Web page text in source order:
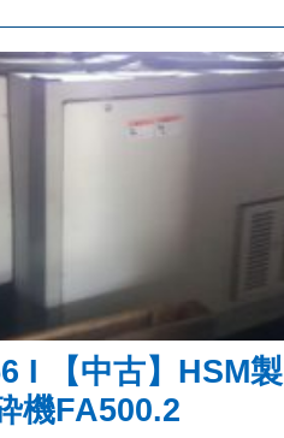
I 【中古】HSM製
機FA500.2